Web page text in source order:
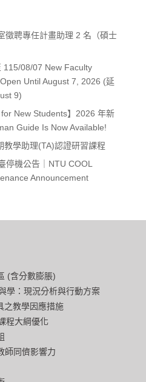
徵聘專任計畫助理 2 名（碩士
115/08/07 New Faculty
Until August 7, 2026 (延
9)
New Students】2026 年新
Guide Is Now Available!
教學助理(TA)認證研習課程
停機公告｜NTU COOL
Announcement
(含分數膨脹)
學：現況分析與行動方案
之教學因應措施
程大綱優化
師同儕影響力